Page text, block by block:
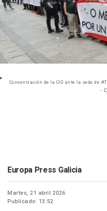
Concentración de la CIG ante la sede de
-
Europa Press Galicia
Martes, 21 abril 2026
Publicado: 13:52